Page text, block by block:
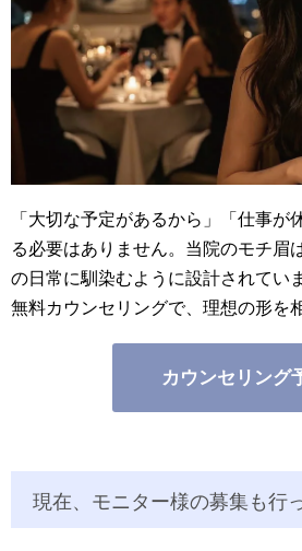
「大切な予定があるから」「仕事が
る必要はありません。当院のモチ眉
の日常に馴染むように設計されてい
無料カウンセリングで、理想の形を
カウンセリング
現在、モニター様の募集も行